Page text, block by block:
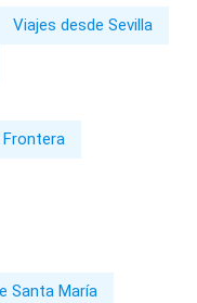
Viajes desde Sevilla
Santa María